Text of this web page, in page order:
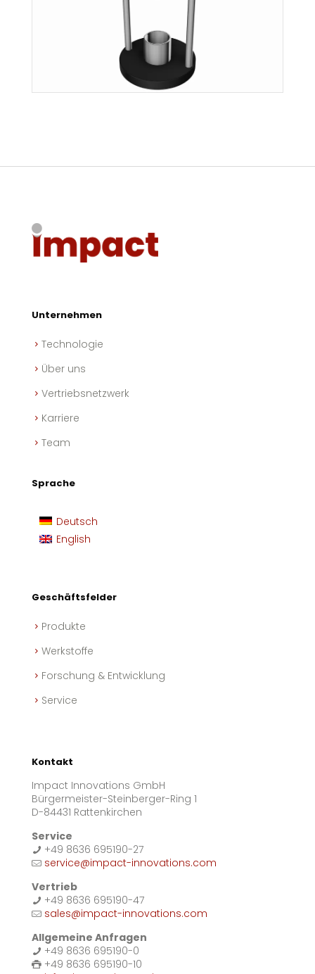
Unternehmen
Technologie
Über uns
Vertriebsnetzwerk
Karriere
Team
Sprache
Deutsch
English
Geschäftsfelder
Produkte
Werkstoffe
Forschung & Entwicklung
Service
Kontakt
Impact Innovations GmbH
Bürgermeister-Steinberger-Ring 1
D-84431 Rattenkirchen
Service
+49 8636 695190-27
service@impact-innovations.com
Vertrieb
+49 8636 695190-47
sales@impact-innovations.com
Allgemeine Anfragen
+49 8636 695190-0
+49 8636 695190-10